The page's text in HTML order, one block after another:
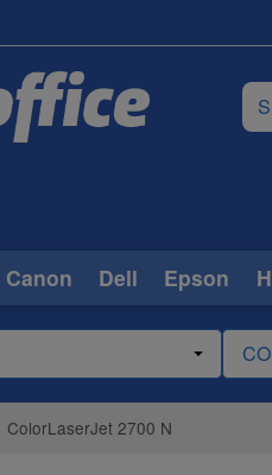
Canon Dell Epson
ColorLaserJet 2700 N